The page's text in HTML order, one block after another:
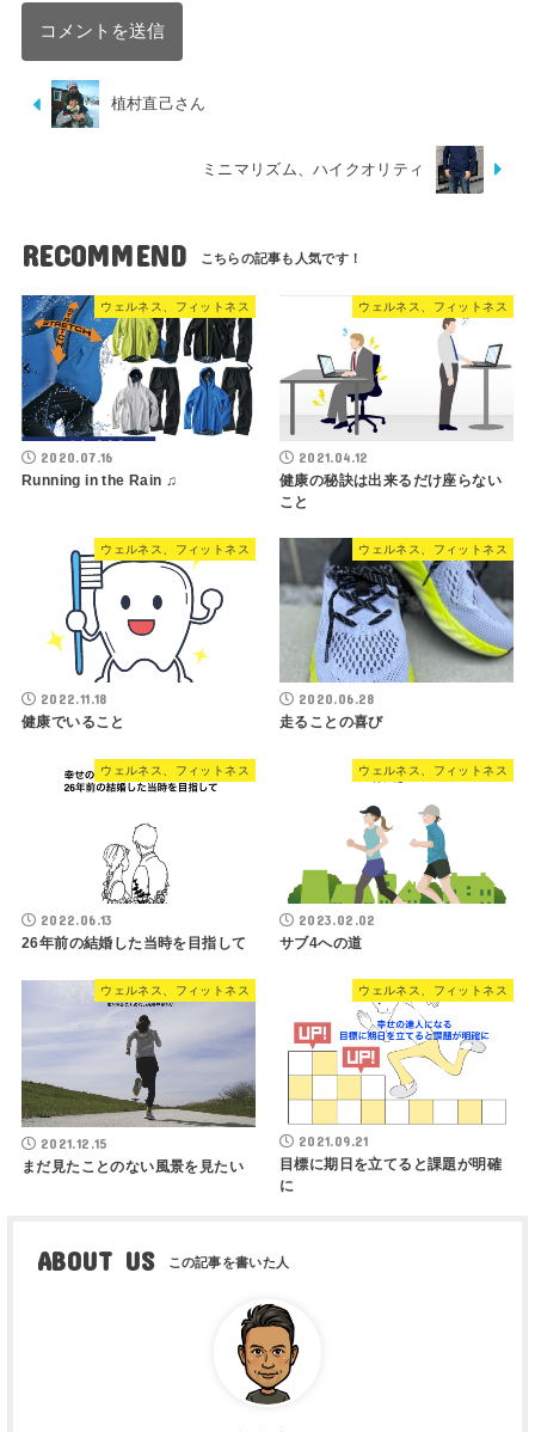
植村直己さん
ミニマリズム、ハイクオリティ
RECOMMEND
ウェルネス、フィットネス
2020.07.16
Running in the Rain ♫
ウェルネス、フィットネス
2021.04.12
健康の秘訣は出来るだけ座らない
こと
ウェルネス、フィットネス
2022.11.18
健康でいること
ウェルネス、フィットネス
2020.06.28
走ることの喜び
ウェルネス、フィットネス
2022.06.13
26年前の結婚した当時を目指して
ウェルネス、フィットネス
2023.02.02
サブ4への道
ウェルネス、フィットネス
2021.12.15
まだ見たことのない風景を見たい
ウェルネス、フィットネス
2021.09.21
目標に期日を立てると課題が明確
に
ABOUT US